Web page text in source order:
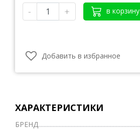
- + в корзину
Добавить в избранное
ХАРАКТЕРИСТИКИ
БРЕНД